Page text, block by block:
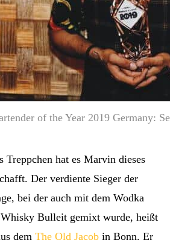
of the Year 2019 Germany:
Treppchen hat es Marvin dieses
Der verdiente Sieger der
bei der auch mit dem Wodka
Bulleit gemixt wurde, heißt
dem The Old Jacob in Bonn. Er